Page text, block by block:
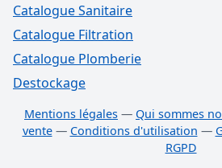
Catalogue Sanitaire
Catalogue Filtration
Catalogue Plomberie
Destockage
Mentions légales — Qui sommes
vente— Conditions d'utilisation —
RGPD